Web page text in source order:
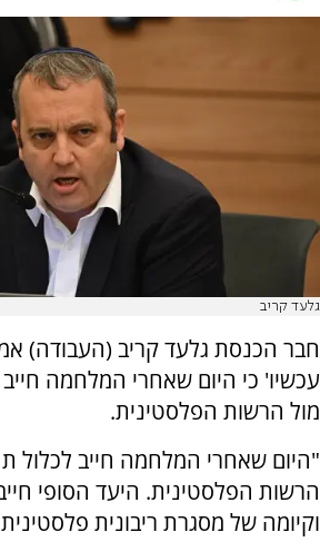
גלעד קריב
חבר הכנסת גלעד קריב (העבודה)
עכשיו' כי היום שאחרי המלחמה חייב
מול הרשות הפלסטינית.
"היום שאחרי המלחמה חייב לכלול
הרשות הפלסטינית. היעד הסופי
וקיומה של מסגרת ריבונית